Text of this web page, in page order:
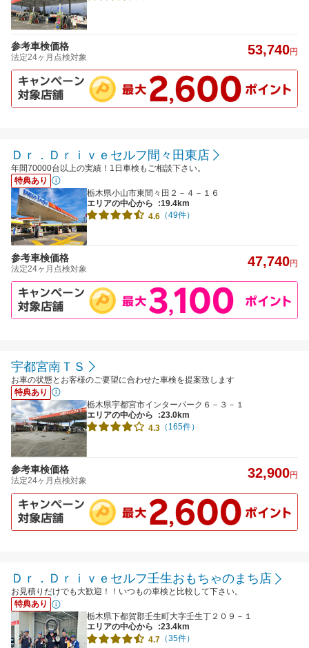
参考車検価格
法定24ヶ月点検対象 53,740円
Ｄｒ．Ｄｒｉｖｅセルフ間々田東店
年間70000台以上の実績！1日車検もご相談下さい。
特典あり
栃木県小山市東間々田２－４－１６
エリアの中心から
:19.4km
4.6 （49件）
参考車検価格
法定24ヶ月点検対象 47,740円
宇都宮南ＴＳ
お車の状態とお客様のご要望に合わせた車検を提案致します
特典あり
栃木県宇都宮市インターパーク６－３－１
エリアの中心から
:23.0km
4.3 （165件）
参考車検価格
法定24ヶ月点検対象 32,900円
Ｄｒ．Ｄｒｉｖｅセルフ壬生おもちゃのまち店
お見積りだけでも大歓迎！！いつもの車検と比較して下さい。
特典あり
栃木県下都賀郡壬生町大字壬生丁２０９－１
エリアの中心から
:23.4km
4.7 （35件）